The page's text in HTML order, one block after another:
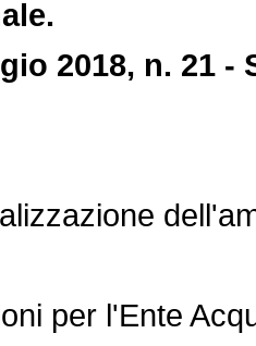
2018, n. 21 -
per l'Ente